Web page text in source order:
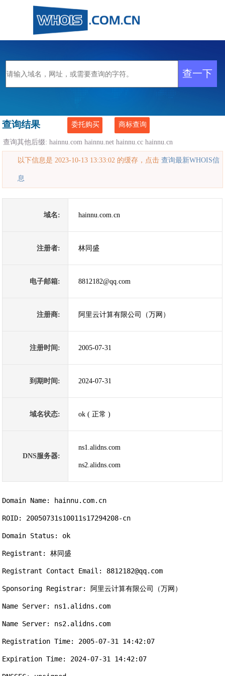
查询结果 委托购买 商标查询
查询其他后缀:hainnu.com hainnu.net hainnu.cc hainnu.cn
以下信息是 2023-10-13 13:33:02 的缓存，点击查询最新WHOIS信
息
域名: hainnu.com.cn
注册者: 林同盛
电子邮箱: 8812182@qq.com
注册商: 阿里云计算有限公司（万网）
注册时间: 2005-07-31
到期时间: 2024-07-31
域名状态: ok ( 正常 )
DNS服务器:
ns1.alidns.com
ns2.alidns.com
Domain Name: hainnu.com.cn
ROID: 20050731s10011s17294208-cn
Domain Status: ok
Registrant: 林同盛
Registrant Contact Email: 8812182@qq.com
Sponsoring Registrar: 阿里云计算有限公司（万网）
Name Server: ns1.alidns.com
Name Server: ns2.alidns.com
Registration Time: 2005-07-31 14:42:07
Expiration Time: 2024-07-31 14:42:07